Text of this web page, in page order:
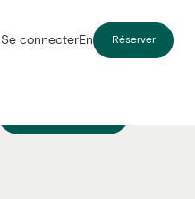
Se connecterEn Réserver